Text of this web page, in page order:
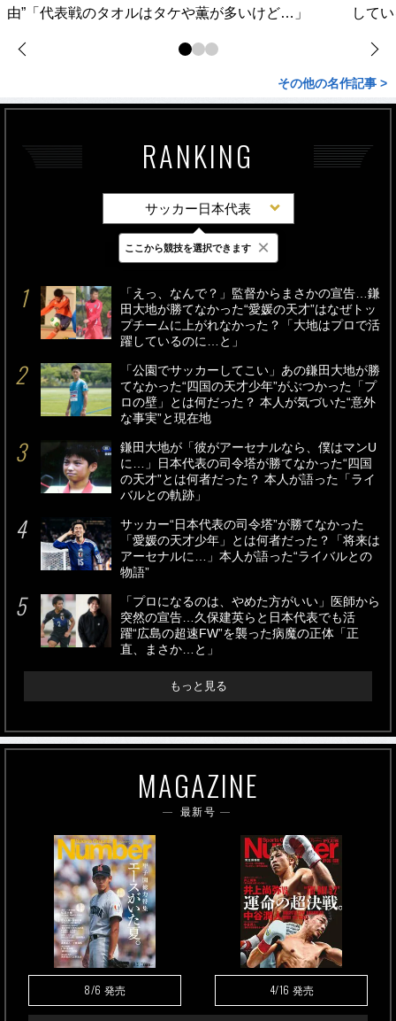
由”「代表戦のタオルはタケや薫が多いけど…」
して
その他の名作記事 >
RANKING
サッカー日本代表
最新 24時間 週間
「えっ、なんで？」監督からまさかの宣告…鎌
田大地が勝てなかった“愛媛の天才”はなぜトッ
プチームに上がれなかった？「大地はプロで活
躍しているのに…と」
「公園でサッカーしてこい」あの鎌田大地が勝
てなかった“四国の天才少年”がぶつかった「プ
ロの壁」とは何だった？ 本人が気づいた“意外
な事実”と現在地
鎌田大地が「彼がアーセナルなら、僕はマンU
に…」日本代表の司令塔が勝てなかった“四国
の天才”とは何者だった？ 本人が語った「ライ
バルとの軌跡」
サッカー“日本代表の司令塔”が勝てなかった
「愛媛の天才少年」とは何者だった？「将来は
アーセナルに…」本人が語った“ライバルとの
物語”
「プロになるのは、やめた方がいい」医師から
突然の宣告…久保建英らと日本代表でも活
躍“広島の超速FW”を襲った病魔の正体「正
直、まさか…と」
もっと見る
MAGAZINE
最新号
8/6 発売 4/16 発売
ここから競技を選択できます ×